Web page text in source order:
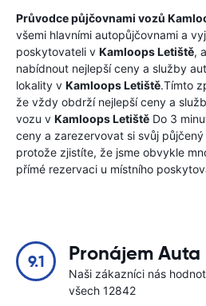
Průvodce půjčovnami vozů
všemi hlavními autopůjčovnami a
poskytovateli v Kamloops Letiště,
nabídnout nejlepší ceny a služby
lokality v Kamloops Letiště.Tímto
že vždy obdrží nejlepší ceny a
vozu v Kamloops Letiště Do 3
ceny a zarezervovat si svůj
protože zjistíte, že jsme obvykle
přímé rezervaci u místního
9.1 Pronájem Auta
Naši zákazníci nás
všech 12842